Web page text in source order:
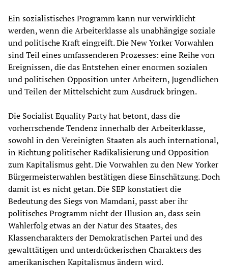
Ein sozialistisches Programm kann nur verwirklicht
werden, wenn die Arbeiterklasse als unabhängige soziale
und politische Kraft eingreift. Die New Yorker Vorwahlen
sind Teil eines umfassenderen Prozesses: eine Reihe von
Ereignissen, die das Entstehen einer enormen sozialen
und politischen Opposition unter Arbeitern, Jugendlichen
und Teilen der Mittelschicht zum Ausdruck bringen.
Die Socialist Equality Party hat betont, dass die
vorherrschende Tendenz innerhalb der Arbeiterklasse,
sowohl in den Vereinigten Staaten als auch international,
in Richtung politischer Radikalisierung und Opposition
zum Kapitalismus geht. Die Vorwahlen zu den New Yorker
Bürgermeisterwahlen bestätigen diese Einschätzung. Doch
damit ist es nicht getan. Die SEP konstatiert die
Bedeutung des Siegs von Mamdani, passt aber ihr
politisches Programm nicht der Illusion an, dass sein
Wahlerfolg etwas an der Natur des Staates, des
Klassencharakters der Demokratischen Partei und des
gewalttätigen und unterdrückerischen Charakters des
amerikanischen Kapitalismus ändern wird.